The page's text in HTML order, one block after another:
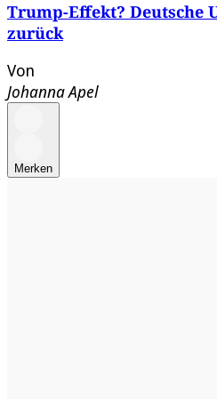
Trump-Effekt? Deutsche
zurück
Von
Johanna Apel
Merken